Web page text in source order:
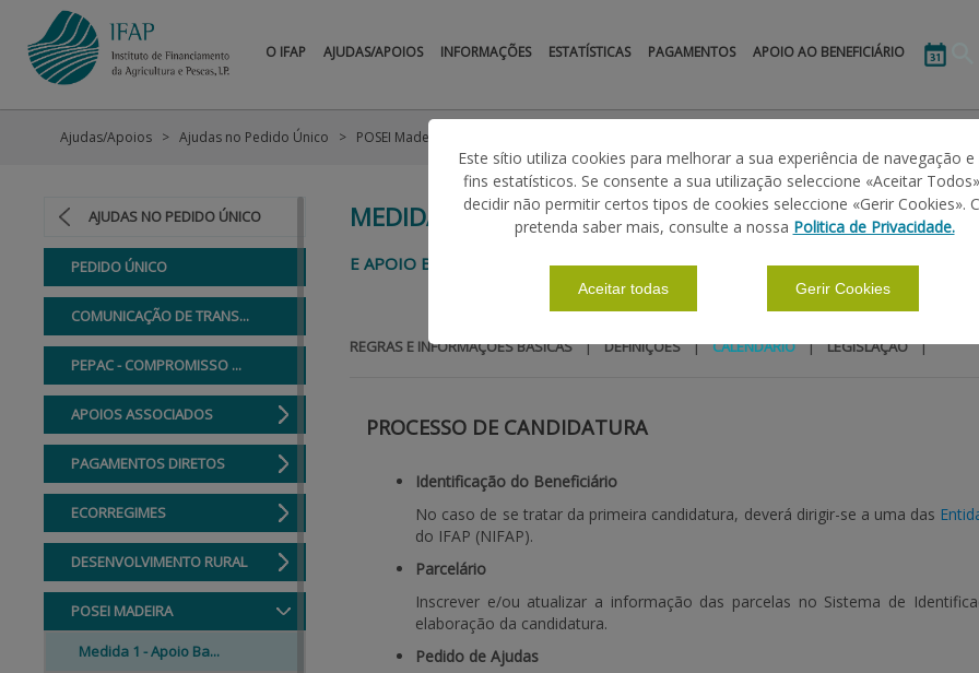
O IFAP AJUDAS/APOIOS INFORMAÇÕES ESTATÍSTICAS PAGAMENTOS APOIO AO BENEFICIÁRIO
AJUDAS NO PEDIDO ÚNICO
PEDIDO ÚNICO
COMUNICAÇÃO DE TRANS...
PEPAC - COMPROMISSO ...
APOIOS ASSOCIADOS
PAGAMENTOS DIRETOS
ECORREGIMES
DESENVOLVIMENTO RURAL
POSEI MADEIRA
Medida 1 - Apoio Ba...
Ajudas/Apoios Ajudas no Pedido Único POSEI Madeira
MEDIDA 1 - APOIO BASE AOS AGRICULTORES
E APOIO BASE AOS AGRICULTORES MADEIRENSES EM MODO DE PRODUÇÃO
REGRAS E INFORMAÇÕES BÁSICAS | DEFINIÇÕES | CALENDÁRIO | LEGISLAÇÃO |
PROCESSO DE CANDIDATURA
Identificação do Beneficiário
No caso de se tratar da primeira candidatura, deverá dirigir-se a uma das
do IFAP (NIFAP).
Parcelário
Inscrever e/ou atualizar a informação das parcelas no Sistema de
elaboração da candidatura.
Pedido de Ajudas
Este sítio utiliza cookies para melhorar a sua experiência de navegação e
fins estatísticos. Se consente a sua utilização seleccione «Aceitar
decidir não permitir certos tipos de cookies seleccione «Gerir Cookies».
pretenda saber mais, consulte a nossa Politica de Privacidade.
Aceitar todas Gerir Cookies